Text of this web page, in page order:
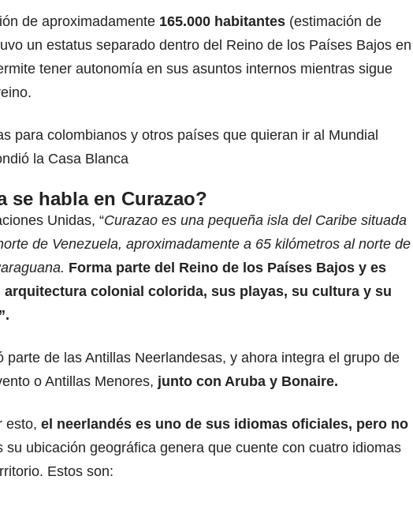
de aproximadamente 165.000 habitantes (estimación de
un estatus separado dentro del Reino de los Países Bajos en
tener autonomía en sus asuntos internos mientras sigue
para colombianos y otros países que quieran ir al Mundial
la Casa Blanca
se habla en Curazao?
Unidas, “Curazao es una pequeña isla del Caribe situada
de Venezuela, aproximadamente a 65 kilómetros al norte de
Forma parte del Reino de los Países Bajos y es
colonial colorida, sus playas, su cultura y su
parte de las Antillas Neerlandesas, y ahora integra el grupo de
o Antillas Menores, junto con Aruba y Bonaire.
esto, el neerlandés es uno de sus idiomas oficiales, pero no
su ubicación geográfica genera que cuente con cuatro idiomas
Estos son: